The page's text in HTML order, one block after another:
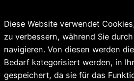
Diese Website verwendet
zu verbessern, während Sie
navigieren. Von diesen werden
Bedarf kategorisiert werden, in
gespeichert, da sie für das